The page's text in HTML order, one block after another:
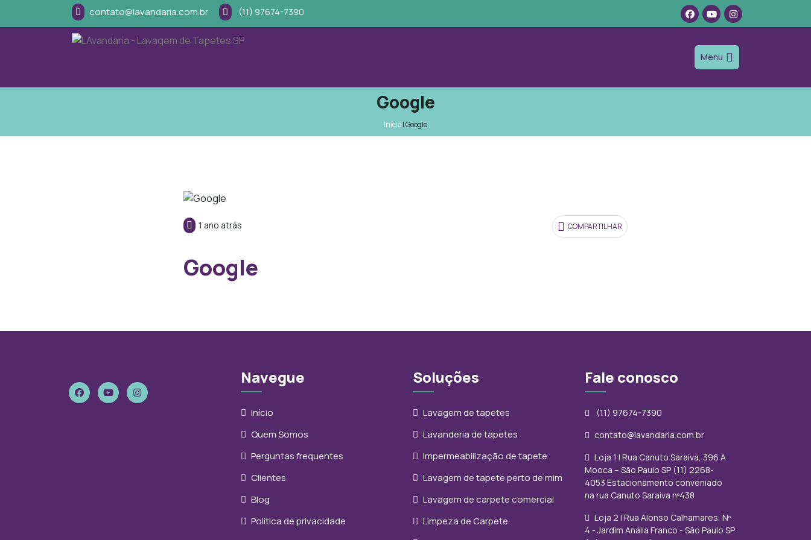
contato@lavandaria.com.br (11) 97674-7390
Menu
Google
Início|Google
1 ano atrás COMPARTILHAR
Google
Navegue
Início
Quem Somos
Perguntas frequentes
Clientes
Blog
Política de privacidade
Soluções
Lavagem de tapetes
Lavanderia de tapetes
Impermeabilização de tapete
Lavagem de tapete perto de mim
Lavagem de carpete comercial
Limpeza de Carpete
Fale conosco
(11) 97674-7390
contato@lavandaria.com.br
Loja 1 | Rua Canuto Saraiva, 396 A
Mooca – São Paulo SP (11) 2268-
4053 Estacionamento conveniado
na rua Canuto Saraiva nº438
Loja 2 | Rua Alonso Calhamares, Nº
4 - Jardim Anália Franco - São Paulo SP